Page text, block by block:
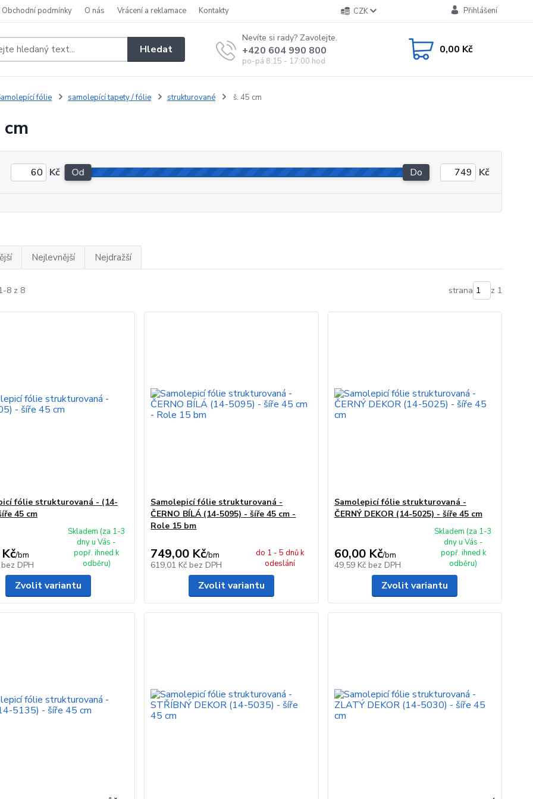
Obchodní podmínky O nás Vrácení a reklamace Kontakty CZK Přihlášení
Hledat
Nevíte si rady? Zavolejte.
+420 604 990 800
po-pá 8:15 - 17:00 hod
0,00 Kč
fólie samolepící tapety / fólie strukturované š. 45 cm
Kč Od Do Kč
Nejlevnější Nejdražší
8 z 8 strana z 1
fólie strukturovaná - (14-
45 cm
/bm
bez DPH
Skladem (za 1-3
dny u Vás -
popř. ihned k
odběru)
Zvolit variantu
Samolepicí fólie strukturovaná -
ČERNO BÍLÁ (14-5095) - šíře 45 cm -
Role 15 bm
749,00 Kč/bm
619,01 Kč bez DPH
do 1 - 5 dnů k
odeslání
Zvolit variantu
Samolepicí fólie strukturovaná -
ČERNÝ DEKOR (14-5025) - šíře 45 cm
60,00 Kč/bm
49,59 Kč bez DPH
Skladem (za 1-3
dny u Vás -
popř. ihned k
odběru)
Zvolit variantu